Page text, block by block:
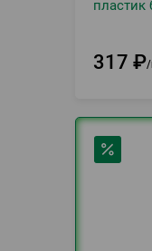
пластик
317 ₽